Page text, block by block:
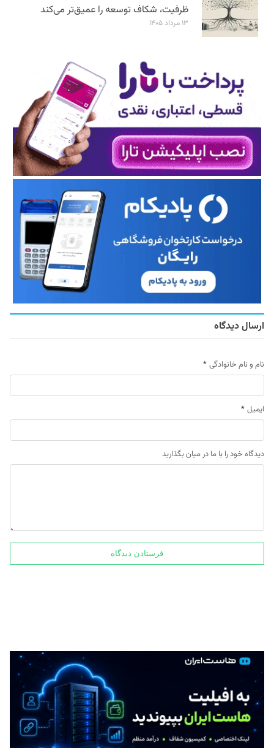
ظرفیت، شکاف توسعه را عمیق‌تر می‌کند
۱۳ مرداد ۱۴۰۵
ارسال دیدگاه
نام و نام خانوادگی *
ایمیل *
دیدگاه خود را با ما در میان بگذارید